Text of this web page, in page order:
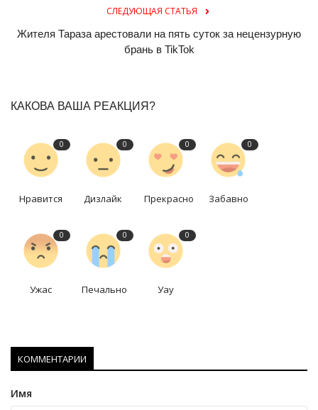
СЛЕДУЮЩАЯ СТАТЬЯ
Жителя Тараза арестовали на пять суток за нецензурную
брань в TikTok
КАКОВА ВАША РЕАКЦИЯ?
0
Нравится
0
Дизлайк
0
Прекрасно
0
Забавно
0
Ужас
0
Печально
0
Уау
КОММЕНТАРИИ
Имя